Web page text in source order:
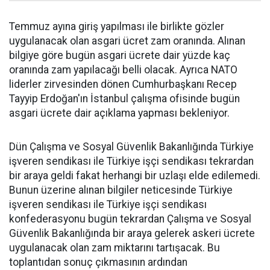
Temmuz ayına giriş yapılması ile birlikte gözler
uygulanacak olan asgari ücret zam oranında. Alınan
bilgiye göre bugün asgari ücrete dair yüzde kaç
oranında zam yapılacağı belli olacak. Ayrıca NATO
liderler zirvesinden dönen Cumhurbaşkanı Recep
Tayyip Erdoğan'ın İstanbul çalışma ofisinde bugün
asgari ücrete dair açıklama yapması bekleniyor.
Dün Çalışma ve Sosyal Güvenlik Bakanlığında Türkiye
işveren sendikası ile Türkiye işçi sendikası tekrardan
bir araya geldi fakat herhangi bir uzlaşı elde edilemedi.
Bunun üzerine alınan bilgiler neticesinde Türkiye
işveren sendikası ile Türkiye işçi sendikası
konfederasyonu bugün tekrardan Çalışma ve Sosyal
Güvenlik Bakanlığında bir araya gelerek askeri ücrete
uygulanacak olan zam miktarını tartışacak. Bu
toplantıdan sonuç çıkmasının ardından